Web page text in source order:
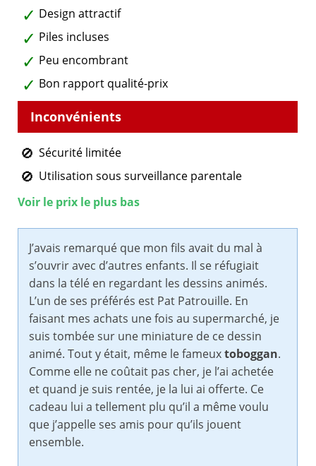
Design attractif
Piles incluses
Peu encombrant
Bon rapport qualité-prix
Sécurité limitée
Utilisation sous surveillance parentale
Voir le prix le plus bas
J’avais remarqué que mon fils avait du mal à
s’ouvrir avec d’autres enfants. Il se réfugiait
dans la télé en regardant les dessins animés.
L’un de ses préférés est Pat Patrouille. En
faisant mes achats une fois au supermarché, je
suis tombée sur une miniature de ce dessin
animé. Tout y était, même le fameuxtoboggan.
Comme elle ne coûtait pas cher, je l’ai achetée
et quand je suis rentée, je la lui ai offerte. Ce
cadeau lui a tellement plu qu’il a même voulu
que j’appelle ses amis pour qu’ils jouent
ensemble.